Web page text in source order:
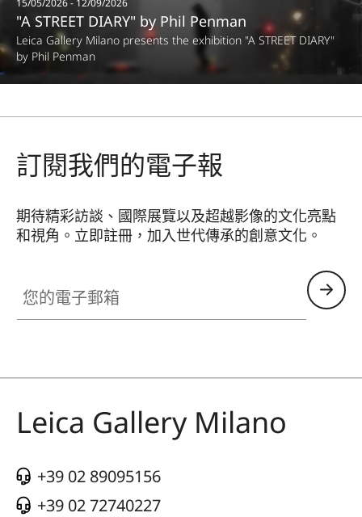
15/05/2026 - 12/09/2026
"A STREET DIARY" by Phil Penman
Leica Gallery Milano presents the exhibition "A STREET DIARY"
by Phil Penman
訂閱我們的電子報
期待精彩訪談、國際展覽以及超越影像的文化亮點
和視角。立即註冊，加入世代傳承的創意文化。
Leica Gallery Milano
+39 02 89095156
+39 02 72740227